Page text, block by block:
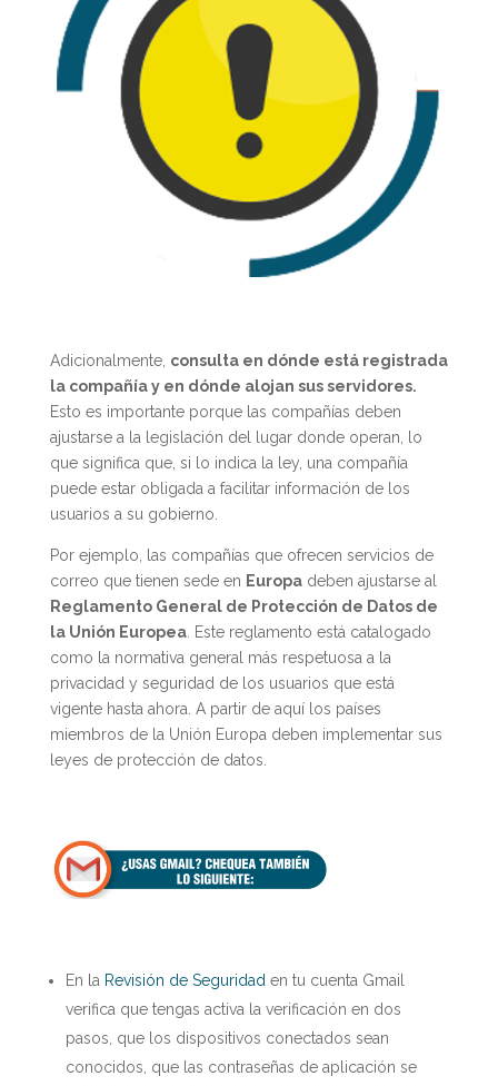
Adicionalmente, consulta en dónde está registrada
la compañía y en dónde alojan sus servidores.
Esto es importante porque las compañías deben
ajustarse a la legislación del lugar donde operan, lo
que significa que, si lo indica la ley, una compañía
puede estar obligada a facilitar información de los
usuarios a su gobierno.
Por ejemplo, las compañías que ofrecen servicios de
correo que tienen sede en Europadeben ajustarse al
Reglamento General de Protección de Datos de
la Unión Europea. Este reglamento está catalogado
como la normativa general más respetuosa a la
privacidad y seguridad de los usuarios que está
vigente hasta ahora. A partir de aquí los países
miembros de la Unión Europa deben implementar sus
leyes de protección de datos.
En la Revisión de Seguridad en tu cuenta Gmail
verifica que tengas activa la verificación en dos
pasos, que los dispositivos conectados sean
conocidos, que las contraseñas de aplicación se